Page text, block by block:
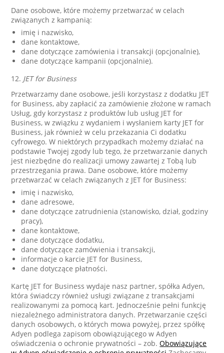
Dane osobowe, które możemy przetwarzać w celach
związanych z kampanią:
imię i nazwisko,
dane kontaktowe,
dane dotyczące zamówienia i transakcji (opcjonalnie),
dane dotyczące kampanii (opcjonalnie).
12. JET for Business
Przetwarzamy dane osobowe, jeśli korzystasz z dodatku JET
for Business, aby zapłacić za zamówienie złożone w ramach
Usług, gdy korzystasz z produktów lub usług JET for
Business, w związku z wydaniem i wysłaniem karty JET for
Business, jak również w celu przekazania Ci dodatku
cyfrowego. W niektórych przypadkach możemy działać na
podstawie Twojej zgody lub tego, że przetwarzanie danych
jest niezbędne do realizacji umowy zawartej z Tobą lub
przestrzegania prawa. Dane osobowe, które możemy
przetwarzać w celach związanych z JET for Business:
imię i nazwisko,
dane adresowe,
dane dotyczące zatrudnienia (stanowisko, dział, godziny
pracy),
dane kontaktowe,
dane dotyczące dodatku,
dane dotyczące zamówienia i transakcji,
informacje o karcie JET for Business,
dane dotyczące płatności.
Kartę JET for Business wydaje nasz partner, spółka Adyen,
która świadczy również usługi związane z transakcjami
realizowanymi za pomocą kart. Jednocześnie pełni funkcję
niezależnego administratora danych. Przetwarzanie części
danych osobowych, o których mowa powyżej, przez spółkę
Adyen podlega zapisom obowiązującego w Adyen
oświadczenia o ochronie prywatności – zob.Obowiązujące